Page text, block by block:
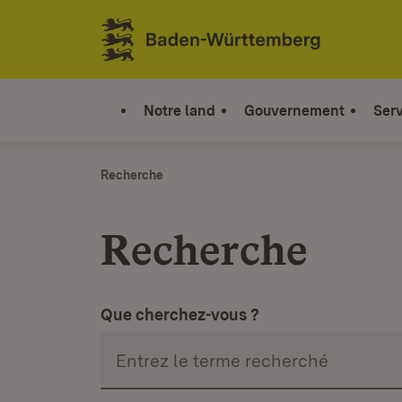
Sauter au contenu
Link zur Startseite
Notre land Gouvernement
Recherche
Recherche
Que cherchez-vous ?